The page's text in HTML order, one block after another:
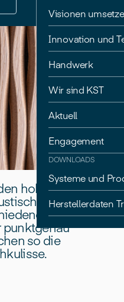
Visionen
Innovation und
Handwerk
Wir sind KST
Aktuell
Engagement
DOWNLOADS
Systeme und
Herstellerdaten
hohe
sensiblen
Lösungen
punktgenau
so die